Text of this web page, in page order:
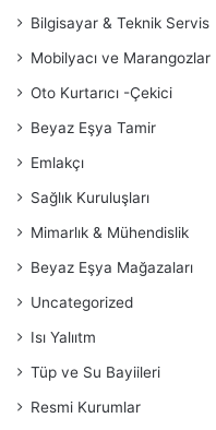
Bilgisayar & Teknik Servis
Mobilyacı ve Marangozlar
Oto Kurtarıcı -Çekici
Beyaz Eşya Tamir
Emlakçı
Sağlık Kuruluşları
Mimarlık & Mühendislik
Beyaz Eşya Mağazaları
Uncategorized
Isı Yalııtm
Tüp ve Su Bayiileri
Resmi Kurumlar